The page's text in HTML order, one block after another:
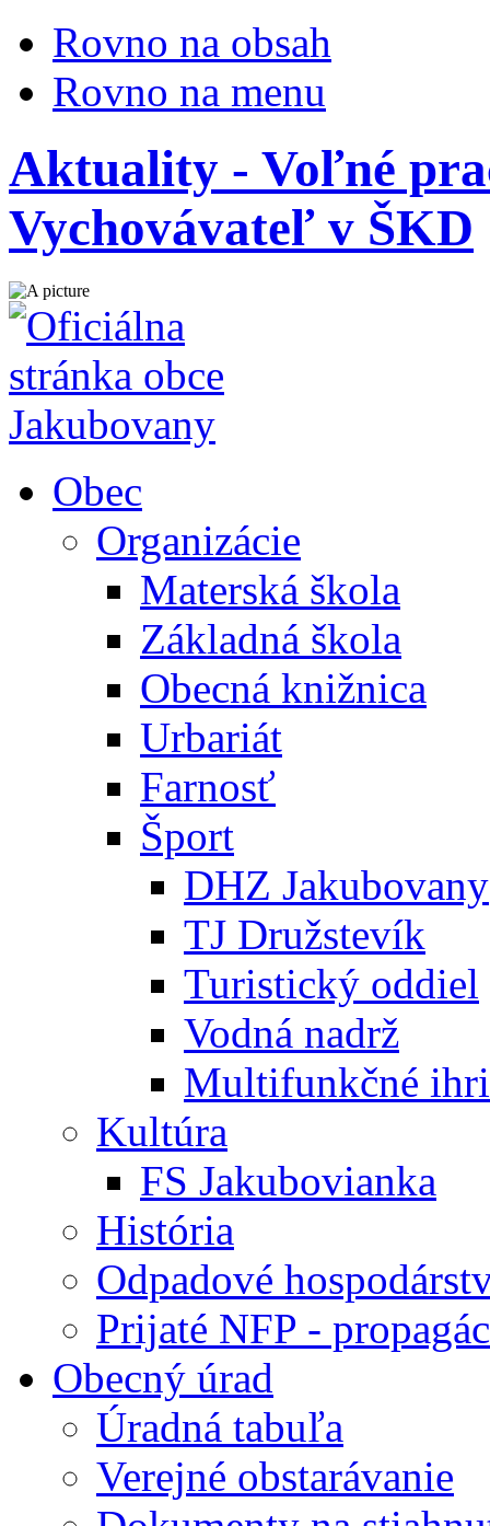
Rovno na obsah
Rovno na menu
Aktuality - Voľné
Vychovávateľ v ŠKD
Obec
Organizácie
Materská škola
Základná škola
Obecná knižnica
Urbariát
Farnosť
Šport
DHZ Jakubovany
TJ Družstevík
Turistický oddiel
Vodná nadrž
Multifunkčné
Kultúra
FS Jakubovianka
História
Odpadové
Prijaté NFP -
Obecný úrad
Úradná tabuľa
Verejné obstarávanie